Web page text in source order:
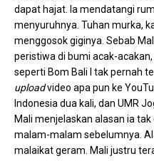
dapat hajat. Ia mendatangi
menyuruhnya. Tuhan murka,
menggosok giginya. Sebab
peristiwa di bumi acak-
seperti Bom Bali I tak pernah
uploadvideo apa pun ke
Indonesia dua kali, dan UMR
Mali menjelaskan alasan ia
malam-malam sebelumnya.
malaikat geram. Mali justru